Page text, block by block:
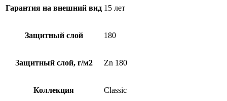
Гарантия на внешний вид 15 лет
Защитный слой 180
Защитный слой, г/м2 Zn 180
Коллекция Classic